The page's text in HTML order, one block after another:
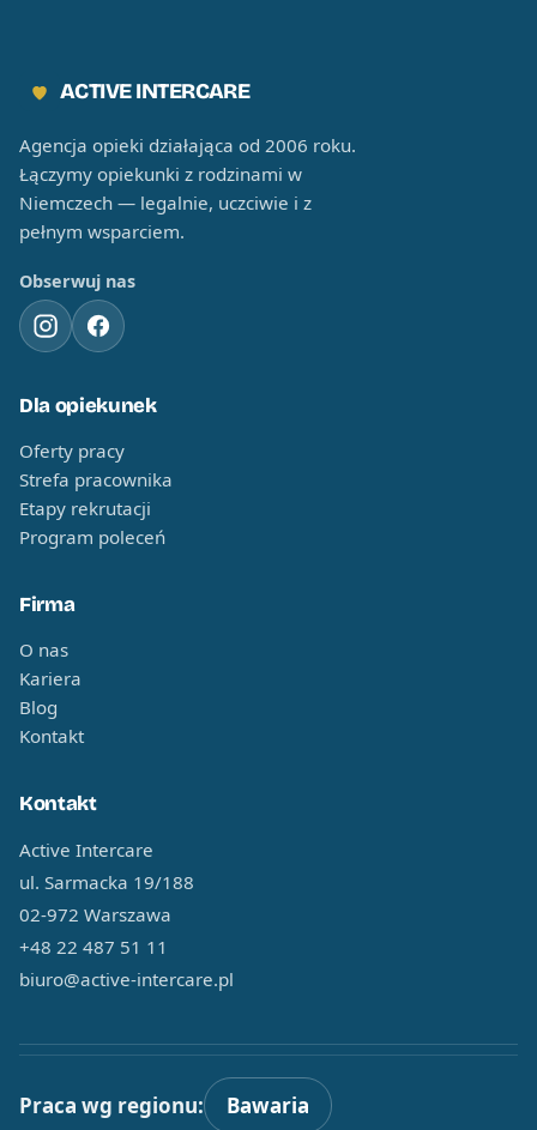
ACTIVE INTERCARE
Agencja opieki działająca od 2006 roku.
Łączymy opiekunki z rodzinami w
Niemczech — legalnie, uczciwie i z
pełnym wsparciem.
Obserwuj nas
Dla opiekunek
Oferty pracy
Strefa pracownika
Etapy rekrutacji
Program poleceń
Firma
O nas
Kariera
Blog
Kontakt
Kontakt
Active Intercare
ul. Sarmacka 19/188
02-972 Warszawa
+48 22 487 51 11
biuro@active-intercare.pl
Praca wg regionu: Bawaria